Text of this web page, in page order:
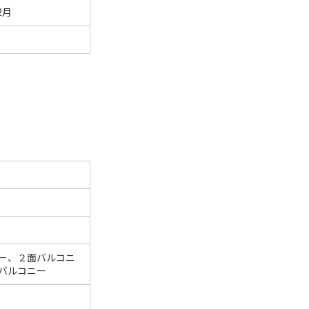
、２面バルコニ
ルコニー